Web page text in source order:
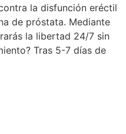
la disfunción eréctil
de próstata. Mediante
la libertad 24/7 sin
Tras 5-7 días de